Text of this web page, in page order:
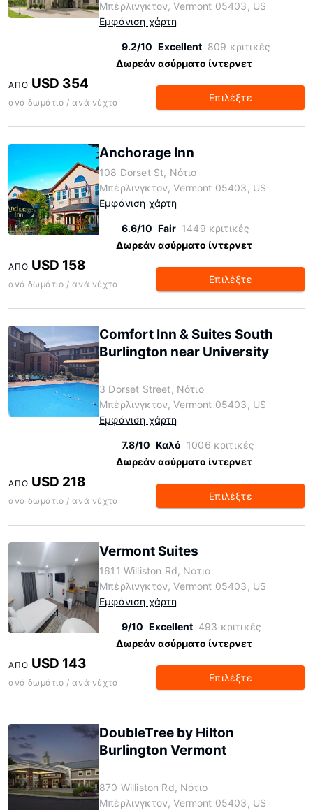
Μπέρλινγκτον, Vermont 05403, US
Εμφάνιση χάρτη
9.2/10 Excellent 809 κριτικές
Δωρεάν ασύρματο ίντερνετ
ΑΠΌ USD 354
ανά δωμάτιο / ανά νύχτα Επιλέξτε
Anchorage Inn
108 Dorset St, Νότιο
Μπέρλινγκτον, Vermont 05403, US
Εμφάνιση χάρτη
6.6/10 Fair 1449 κριτικές
Δωρεάν ασύρματο ίντερνετ
ΑΠΌ USD 158
ανά δωμάτιο / ανά νύχτα Επιλέξτε
Comfort Inn & Suites South
Burlington near University
3 Dorset Street, Νότιο
Μπέρλινγκτον, Vermont 05403, US
Εμφάνιση χάρτη
7.8/10 Καλό 1006 κριτικές
Δωρεάν ασύρματο ίντερνετ
ΑΠΌ USD 218
ανά δωμάτιο / ανά νύχτα Επιλέξτε
Vermont Suites
1611 Williston Rd, Νότιο
Μπέρλινγκτον, Vermont 05403, US
Εμφάνιση χάρτη
9/10 Excellent 493 κριτικές
Δωρεάν ασύρματο ίντερνετ
ΑΠΌ USD 143
ανά δωμάτιο / ανά νύχτα Επιλέξτε
DoubleTree by Hilton
Burlington Vermont
870 Williston Rd, Νότιο
Μπέρλινγκτον, Vermont 05403, US